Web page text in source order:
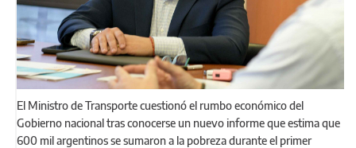
El Ministro de Transporte cuestionó el rumbo económico del
Gobierno nacional tras conocerse un nuevo informe que estima que
600 mil argentinos se sumaron a la pobreza durante el primer